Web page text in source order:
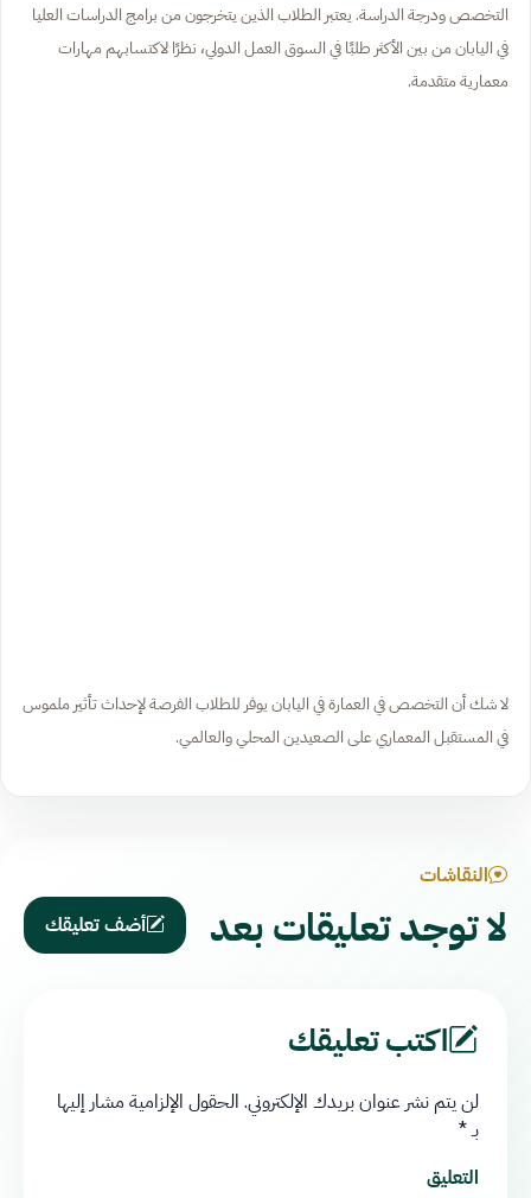
التخصص ودرجة الدراسة. يعتبر الطلاب الذين يتخرجون من برامج الدراسات العليا
في اليابان من بين الأكثر طلبًا في السوق العمل الدولي، نظرًا لاكتسابهم مهارات
معمارية متقدمة.
لا شك أن التخصص في العمارة في اليابان يوفر للطلاب الفرصة لإحداث تأثير ملموس
في المستقبل المعماري على الصعيدين المحلي والعالمي.
النقاشات
لا توجد تعليقات بعد أضف تعليقك
اكتب تعليقك
لن يتم نشر عنوان بريدك الإلكتروني. الحقول الإلزامية مشار إليها
بـ*
التعليق